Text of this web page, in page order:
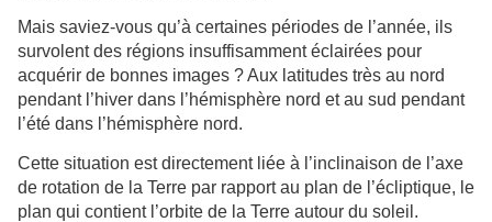
Mais saviez-vous qu’à certaines périodes de l’année, ils
survolent des régions insuffisamment éclairées pour
acquérir de bonnes images ? Aux latitudes très au nord
pendant l’hiver dans l’hémisphère nord et au sud pendant
l’été dans l’hémisphère nord.
Cette situation est directement liée à l’inclinaison de l’axe
de rotation de la Terre par rapport au plan de l’écliptique, le
plan qui contient l’orbite de la Terre autour du soleil.